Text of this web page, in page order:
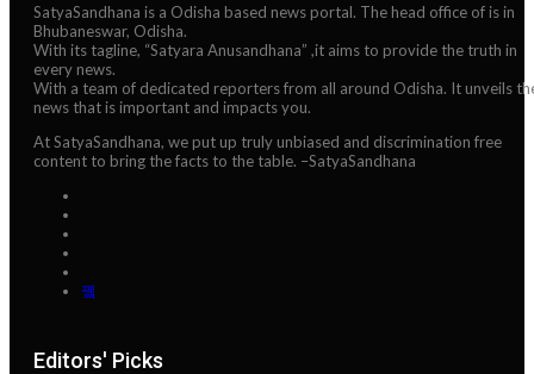
SatyaSandhana is a Odisha based news portal. The head office of is in
Bhubaneswar, Odisha.
With its tagline, “Satyara Anusandhana” ,it aims to provide the truth in
every news.
With a team of dedicated reporters from all around Odisha. It unveils
news that is important and impacts you.
At SatyaSandhana, we put up truly unbiased and discrimination free
content to bring the facts to the table. –SatyaSandhana
Editors' Picks